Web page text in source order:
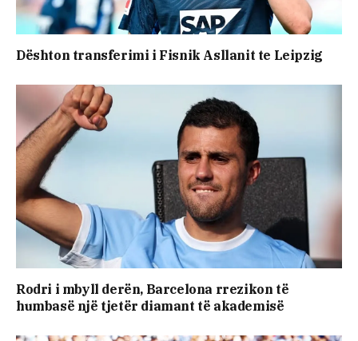
Dështon transferimi i Fisnik Asllanit te Leipzig
Rodri i mbyll derën, Barcelona rrezikon të
humbasë një tjetër diamant të akademisë